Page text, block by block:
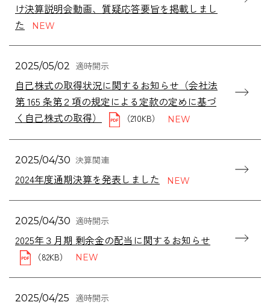
け決算説明会動画、質疑応答要旨を掲載しまし
た
2025/05/02 適時開示
自己株式の取得状況に関するお知らせ（会社法
第 165 条第２項の規定による定款の定めに基づ
く自己株式の取得）
（210KB）
2025/04/30 決算関連
2024年度通期決算を発表しました
2025/04/30 適時開示
2025年３月期 剰余金の配当に関するお知らせ
（82KB）
2025/04/25 適時開示